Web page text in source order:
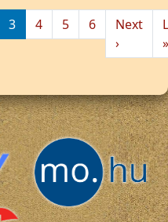
3 4 5 6
Next
›
»